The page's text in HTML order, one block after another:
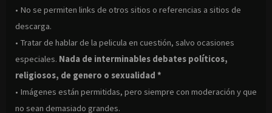
• No se permiten links de otros sitios o referencias a sitios de
descarga.
• Tratar de hablar de la pelicula en cuestión, salvo ocasiones
especiales. Nada de interminables debates políticos,
religiosos, de genero o sexualidad *
• Imágenes están permitidas, pero siempre con moderación y que
no sean demasiado grandes.